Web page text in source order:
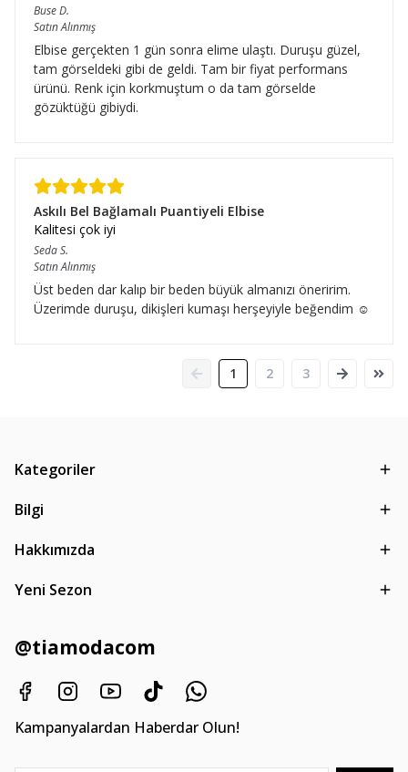
BuseD.
Satın Alınmış
Elbise gerçekten 1 gün sonra elime ulaştı. Duruşu güzel,
tam görseldeki gibi de geldi. Tam bir fiyat performans
ürünü. Renk için korkmuştum o da tam görselde
gözüktüğü gibiydi.
Askılı Bel Bağlamalı Puantiyeli Elbise
Kalitesi çok iyi
SedaS.
Satın Alınmış
Üst beden dar kalıp bir beden büyük almanızı öneririm.
Üzerimde duruşu, dikişleri kumaşı herşeyiyle beğendim ☺️
1 2 3
Kategoriler
Bilgi
Hakkımızda
Yeni Sezon
@tiamodacom
Kampanyalardan Haberdar Olun!